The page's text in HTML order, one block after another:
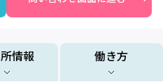
情報 働き方